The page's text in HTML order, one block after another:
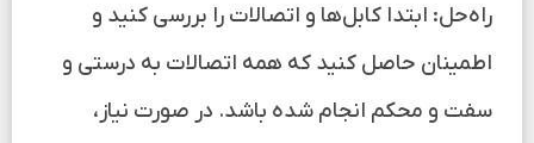
راه‌حل: ابتدا کابل‌ها و اتصالات را بررسی کنید و
اطمینان حاصل کنید که همه اتصالات به درستی و
سفت و محکم انجام شده باشد. در صورت نیاز،